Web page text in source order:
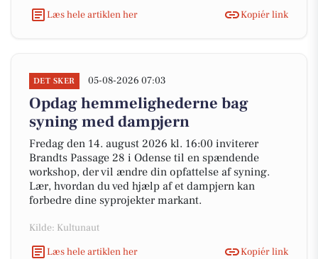
Læs hele artiklen her
Kopiér link
DET SKER 05-08-2026 07:03
Opdag hemmelighederne bag
syning med dampjern
Fredag den 14. august 2026 kl. 16:00 inviterer
Brandts Passage 28 i Odense til en spændende
workshop, der vil ændre din opfattelse af syning.
Lær, hvordan du ved hjælp af et dampjern kan
forbedre dine syprojekter markant.
Kilde: Kultunaut
Læs hele artiklen her
Kopiér link